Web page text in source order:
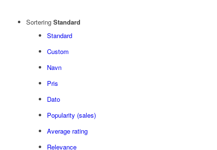
Sortering Standard
Standard
Custom
Navn
Pris
Dato
Popularity (sales)
Average rating
Relevance